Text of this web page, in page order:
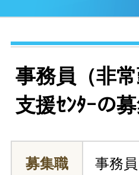
事務員（非
支援ｾﾝﾀｰの
募集職
事務員